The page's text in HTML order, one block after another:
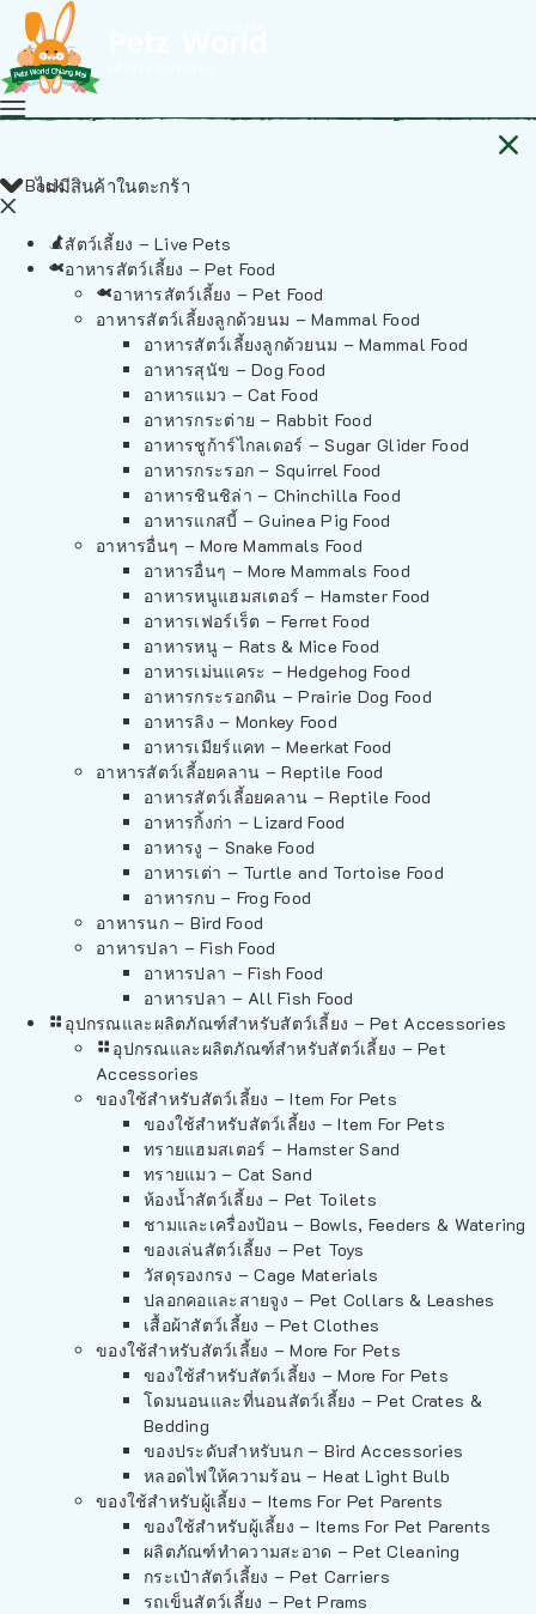
ไม่มีสินค้าในตะกร้า
Back
สัตว์เลี้ยง – Live Pets
อาหารสัตว์เลี้ยง – Pet Food
อาหารสัตว์เลี้ยง – Pet Food
อาหารสัตว์เลี้ยงลูกด้วยนม – Mammal Food
อาหารสัตว์เลี้ยงลูกด้วยนม – Mammal Food
อาหารสุนัข – Dog Food
อาหารแมว – Cat Food
อาหารกระต่าย – Rabbit Food
อาหารชูก้าร์ไกลเดอร์ – Sugar Glider Food
อาหารกระรอก – Squirrel Food
อาหารชินชิล่า – Chinchilla Food
อาหารแกสบี้ – Guinea Pig Food
อาหารอื่นๆ – More Mammals Food
อาหารอื่นๆ – More Mammals Food
อาหารหนูแฮมสเตอร์ – Hamster Food
อาหารเฟอร์เร็ต – Ferret Food
อาหารหนู – Rats & Mice Food
อาหารเม่นแคระ – Hedgehog Food
อาหารกระรอกดิน – Prairie Dog Food
อาหารลิง – Monkey Food
อาหารเมียร์แคท – Meerkat Food
อาหารสัตว์เลี้อยคลาน – Reptile Food
อาหารสัตว์เลี้อยคลาน – Reptile Food
อาหารกิ้งก่า – Lizard Food
อาหารงู – Snake Food
อาหารเต่า – Turtle and Tortoise Food
อาหารกบ – Frog Food
อาหารนก – Bird Food
อาหารปลา – Fish Food
อาหารปลา – Fish Food
อาหารปลา – All Fish Food
อุปกรณและผลิตภัณฑ์สำหรับสัตว์เลี้ยง – Pet Accessories
อุปกรณและผลิตภัณฑ์สำหรับสัตว์เลี้ยง – Pet
Accessories
ของใช้สำหรับสัตว์เลี้ยง – Item For Pets
ของใช้สำหรับสัตว์เลี้ยง – Item For Pets
ทรายแฮมสเตอร์ – Hamster Sand
ทรายแมว – Cat Sand
ห้องน้ำสัตว์เลี้ยง – Pet Toilets
ชามและเครื่องป้อน – Bowls, Feeders & Watering
ของเล่นสัตว์เลี้ยง – Pet Toys
วัสดุรองกรง – Cage Materials
ปลอกคอและสายจูง – Pet Collars & Leashes
เสื้อผ้าสัตว์เลี้ยง – Pet Clothes
ของใช้สำหรับสัตว์เลี้ยง – More For Pets
ของใช้สำหรับสัตว์เลี้ยง – More For Pets
โดมนอนและที่นอนสัตว์เลี้ยง – Pet Crates &
Bedding
ของประดับสำหรับนก – Bird Accessories
หลอดไฟให้ความร้อน – Heat Light Bulb
ของใช้สำหรับผู้เลี้ยง – Items For Pet Parents
ของใช้สำหรับผู้เลี้ยง – Items For Pet Parents
ผลิตภัณฑ์ทำความสะอาด – Pet Cleaning
กระเป๋าสัตว์เลี้ยง – Pet Carriers
รถเข็นสัตว์เลี้ยง – Pet Prams